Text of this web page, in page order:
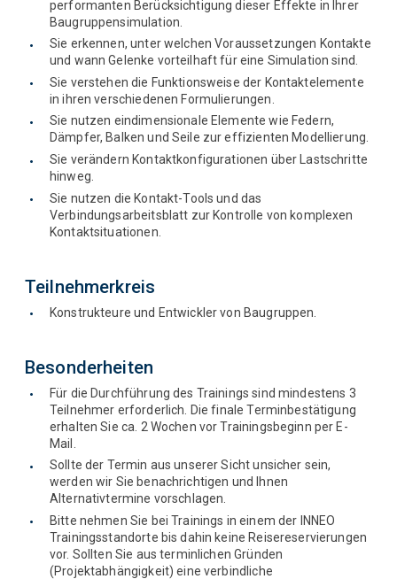
performanten Berücksichtigung dieser Effekte in Ihrer
Baugruppensimulation.
Sie erkennen, unter welchen Voraussetzungen Kontakte
und wann Gelenke vorteilhaft für eine Simulation sind.
Sie verstehen die Funktionsweise der Kontaktelemente
in ihren verschiedenen Formulierungen.
Sie nutzen eindimensionale Elemente wie Federn,
Dämpfer, Balken und Seile zur effizienten Modellierung.
Sie verändern Kontaktkonfigurationen über Lastschritte
hinweg.
Sie nutzen die Kontakt-Tools und das
Verbindungsarbeitsblatt zur Kontrolle von komplexen
Kontaktsituationen.
Teilnehmerkreis
Konstrukteure und Entwickler von Baugruppen.
Besonderheiten
Für die Durchführung des Trainings sind mindestens 3
Teilnehmer erforderlich. Die finale Terminbestätigung
erhalten Sie ca. 2 Wochen vor Trainingsbeginn per E-
Mail.
Sollte der Termin aus unserer Sicht unsicher sein,
werden wir Sie benachrichtigen und Ihnen
Alternativtermine vorschlagen.
Bitte nehmen Sie bei Trainings in einem der INNEO
Trainingsstandorte bis dahin keine Reisereservierungen
vor. Sollten Sie aus terminlichen Gründen
(Projektabhängigkeit) eine verbindliche